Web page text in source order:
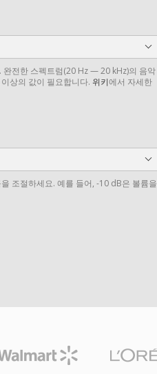
완전한 스펙트럼(20 Hz — 20 kHz)의 음악
상의 값이 필요합니다. 위키에서 자세한
조절하세요. 예를 들어, -10 dB은 볼륨을